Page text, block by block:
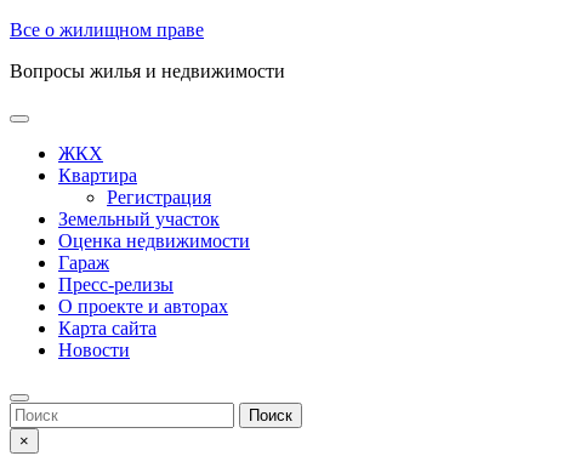
Skip
content
Все о жилищном праве
Вопросы жилья и недвижимости
Open
ButtonЖКХ
Квартира
Регистрация
Земельный участок
Оценка недвижимости
Гараж
Пресс-релизы
О проекте и авторах
Карта сайта
Новости
Close
Button
Search
for:
×